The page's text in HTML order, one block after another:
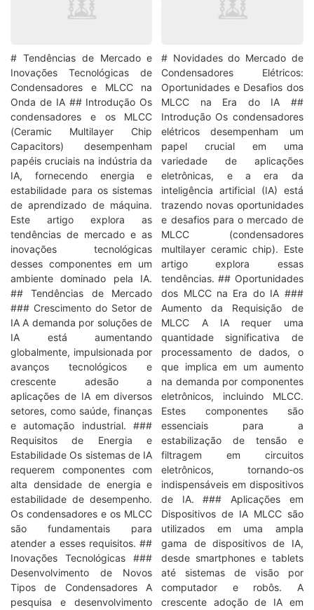
# Tendências de Mercado e
Inovações Tecnológicas de
Condensadores e MLCC na
Onda de IA ## Introdução Os
condensadores e os MLCC
(Ceramic Multilayer Chip
Capacitors) desempenham
papéis cruciais na indústria da
IA, fornecendo energia e
estabilidade para os sistemas
de aprendizado de máquina.
Este artigo explora as
tendências de mercado e as
inovações tecnológicas
desses componentes em um
ambiente dominado pela IA.
## Tendências de Mercado
### Crescimento do Setor de
IA A demanda por soluções de
IA está aumentando
globalmente, impulsionada por
avanços tecnológicos e
crescente adesão a
aplicações de IA em diversos
setores, como saúde, finanças
e automação industrial. ###
Requisitos de Energia e
Estabilidade Os sistemas de IA
requerem componentes com
alta densidade de energia e
estabilidade de desempenho.
Os condensadores e os MLCC
são fundamentais para
atender a esses requisitos. ##
Inovações Tecnológicas ###
Desenvolvimento de Novos
Tipos de Condensadores A
pesquisa e desenvolvimento
# Novidades do Mercado de
Condensadores Elétricos:
Oportunidades e Desafios dos
MLCC na Era do IA ##
Introdução Os condensadores
elétricos desempenham um
papel crucial em uma
variedade de aplicações
eletrônicas, e a era da
inteligência artificial (IA) está
trazendo novas oportunidades
e desafios para o mercado de
MLCC (condensadores
multilayer ceramic chip). Este
artigo explora essas
tendências. ## Oportunidades
dos MLCC na Era do IA ###
Aumento da Requisição de
MLCC A IA requer uma
quantidade significativa de
processamento de dados, o
que implica em um aumento
na demanda por componentes
eletrônicos, incluindo MLCC.
Estes componentes são
essenciais para a
estabilização de tensão e
filtragem em circuitos
eletrônicos, tornando-os
indispensáveis em dispositivos
de IA. ### Aplicações em
Dispositivos de IA MLCC são
utilizados em uma ampla
gama de dispositivos de IA,
desde smartphones e tablets
até sistemas de visão por
computador e robôs. A
crescente adoção de IA em